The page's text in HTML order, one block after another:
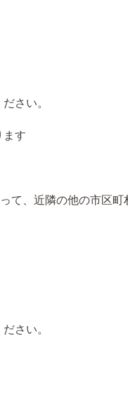
ださい。
ます
て、近隣の他の市区
さい。